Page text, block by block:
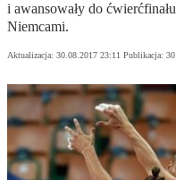
i awansowały do
Niemcami.
Aktualizacja: 30.08.2017 23:11 Publikacja: